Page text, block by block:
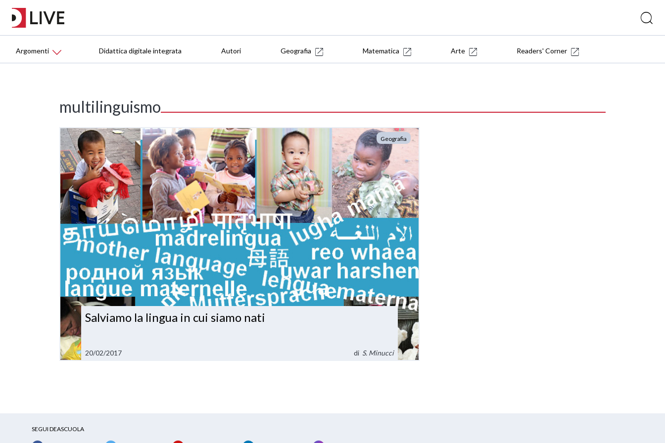
Argomenti Didattica digitale integrata Autori Geografia Matematica Arte Readers' Corner
multilinguismo
Geografia
Salviamo la lingua in cui siamo nati
20/02/2017 di S. Minucci
SEGUI DEASCUOLA